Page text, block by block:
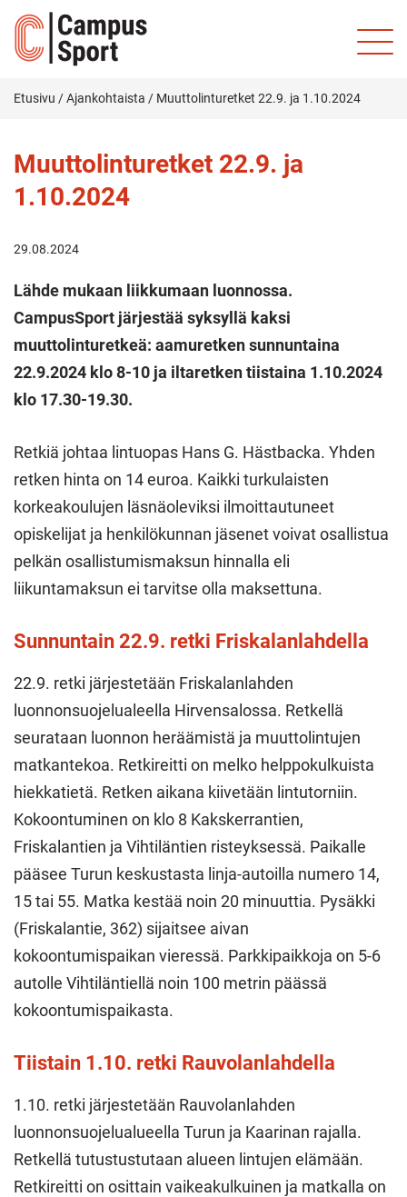
Etusivu /Ajankohtaista / Muuttolinturetket 22.9. ja 1.10.2024
Muuttolinturetket 22.9. ja
1.10.2024
29.08.2024
Lähde mukaan liikkumaan luonnossa.
CampusSport järjestää syksyllä kaksi
muuttolinturetkeä: aamuretken sunnuntaina
22.9.2024 klo 8-10 ja iltaretken tiistaina 1.10.2024
klo 17.30-19.30.
Retkiä johtaa lintuopas Hans G. Hästbacka. Yhden
retken hinta on 14 euroa. Kaikki turkulaisten
korkeakoulujen läsnäoleviksi ilmoittautuneet
opiskelijat ja henkilökunnan jäsenet voivat osallistua
pelkän osallistumismaksun hinnalla eli
liikuntamaksun ei tarvitse olla maksettuna.
Sunnuntain 22.9. retki Friskalanlahdella
22.9. retki järjestetään Friskalanlahden
luonnonsuojelualeella Hirvensalossa. Retkellä
seurataan luonnon heräämistä ja muuttolintujen
matkantekoa. Retkireitti on melko helppokulkuista
hiekkatietä. Retken aikana kiivetään lintutorniin.
Kokoontuminen on klo 8 Kakskerrantien,
Friskalantien ja Vihtiläntien risteyksessä. Paikalle
pääsee Turun keskustasta linja-autoilla numero 14,
15 tai 55. Matka kestää noin 20 minuuttia. Pysäkki
(Friskalantie, 362) sijaitsee aivan
kokoontumispaikan vieressä. Parkkipaikkoja on 5-6
autolle Vihtiläntiellä noin 100 metrin päässä
kokoontumispaikasta.
Tiistain 1.10. retki Rauvolanlahdella
1.10. retki järjestetään Rauvolanlahden
luonnonsuojelualueella Turun ja Kaarinan rajalla.
Retkellä tutustustutaan alueen lintujen elämään.
Retkireitti on osittain vaikeakulkuinen ja matkalla on